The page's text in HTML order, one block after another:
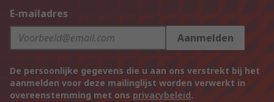
E-mailadres
Aanmelden
De persoonlijke gegevens die u aan ons verstrekt bij het
aanmelden voor deze mailinglijst worden verwerkt in
overeenstemming met ons privacybeleid.